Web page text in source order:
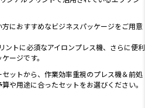
におすすめなビジネスパッケージをご用意
ントに必須なアイロンプレス機、さらに便利
ージです。
ットから、作業効率重視のプレス機＆前処
や用途に合ったセットをお選びください。